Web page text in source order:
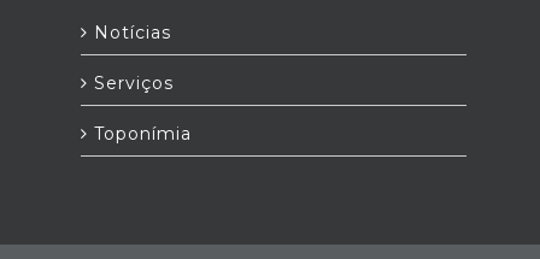
Notícias
Serviços
Toponímia